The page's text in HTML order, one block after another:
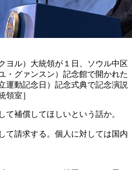
ヨル）大統領が１日、ソウル中区
・グァンスン）記念館で開かれた
運動記念日）記念式典で記念演説
室］
て補償してほしいという話か。
て請求する。個人に対しては国内